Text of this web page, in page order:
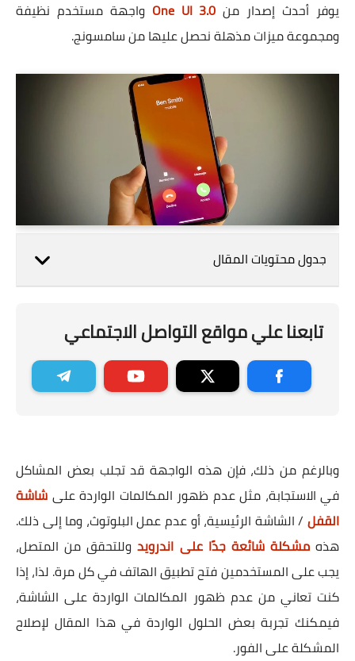
يوفر أحدث إصدار من One UI 3.0 واجهة مستخدم نظيفة
ومجموعة ميزات مذهلة نحصل عليها من سامسونج.
جدول محتويات المقال
تابعنا علي مواقع التواصل الاجتماعي
وبالرغم من ذلك، فإن هذه الواجهة قد تجلب بعض المشاكل
في الاستجابة، مثل عدم ظهور المكالمات الواردة على شاشة
القفل / الشاشة الرئيسية، أو عدم عمل البلوتوث، وما إلى ذلك.
هذهمشكلة شائعة جدًا على اندرويدوللتحقق من المتصل،
يجب على المستخدمين فتح تطبيق الهاتف في كل مرة. لذا، إذا
كنت تعاني من عدم ظهور المكالمات الواردة على الشاشة،
فيمكنك تجربة بعض الحلول الواردة في هذا المقال لإصلاح
المشكلة على الفور.